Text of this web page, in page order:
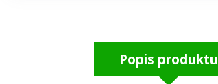
Popis produktu